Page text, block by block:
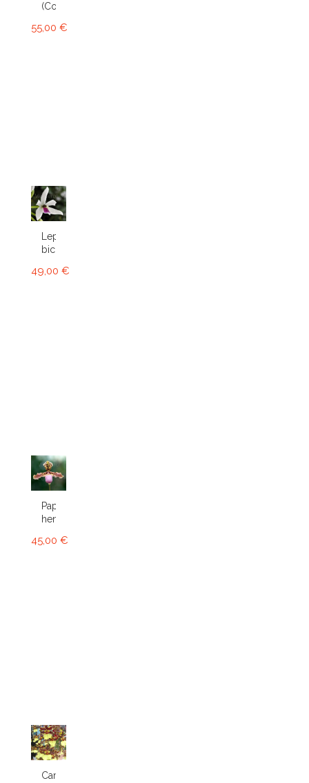
(Colm.)
55,00 €
Leptotes
bicolor
49,00 €
Paphiopedilum
henryanum
45,00 €
Cambria